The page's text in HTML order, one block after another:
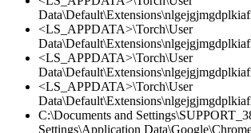
<LS_APPDATA>\Torch\User
<LS_APPDATA>\Torch\User
<LS_APPDATA>\Torch\User
C:\Documents and
Settings\Application